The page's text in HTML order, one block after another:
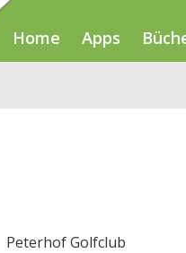
Home Apps
Peterhof Golfclub